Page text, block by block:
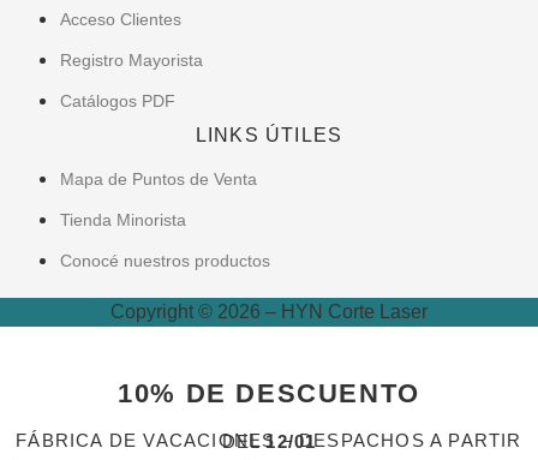
Acceso Clientes
Registro Mayorista
Catálogos PDF
LINKS ÚTILES
Mapa de Puntos de Venta
Tienda Minorista
Conocé nuestros productos
Copyright © 2026 – HYN Corte Laser
10% DE DESCUENTO
FÁBRICA DE VACACIONES – DESPACHOS A PARTIR DEL12/01